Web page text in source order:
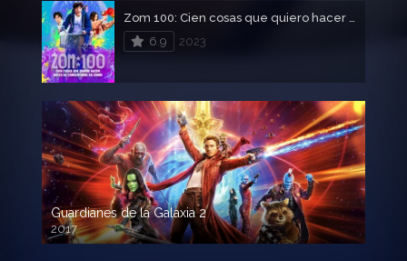
Zom 100: Cien cosas que quiero hacer antes de convertirme en zombi
6.9
2023
Guardianes de la Galaxia 2
2017
720p HD